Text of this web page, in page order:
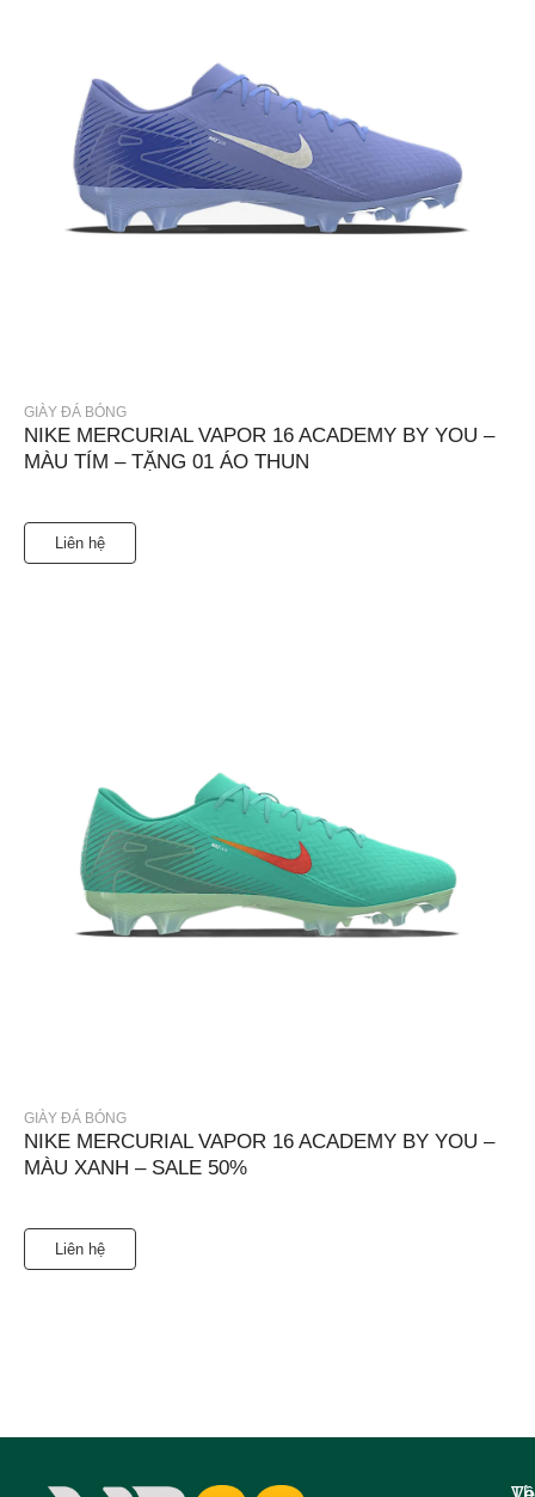
GIÀY ĐÁ BÓNG
NIKE MERCURIAL VAPOR 16 ACADEMY BY YOU –
MÀU TÍM – TẶNG 01 ÁO THUN
Liên hệ
GIÀY ĐÁ BÓNG
NIKE MERCURIAL VAPOR 16 ACADEMY BY YOU –
MÀU XANH – SALE 50%
Liên hệ